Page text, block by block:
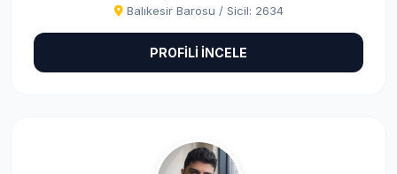
Balıkesir Barosu / Sicil: 2634
PROFİLİ İNCELE